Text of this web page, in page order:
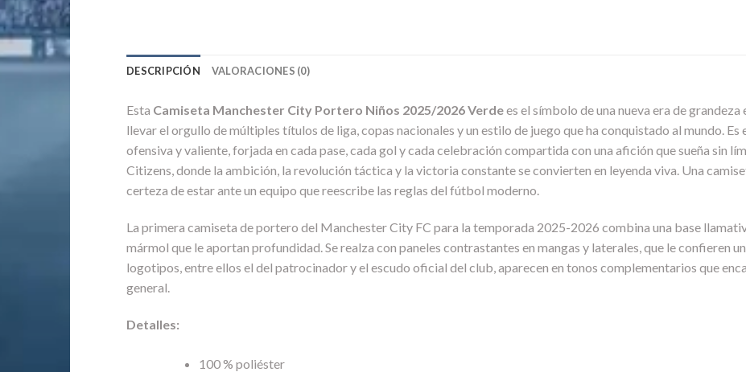
DESCRIPCIÓN VALORACIONES (0)
Esta Camiseta Manchester City Portero Niños 2025/2026 Verdees el símbolo de una nueva era de
llevar el orgullo de múltiples títulos de liga, copas nacionales y un estilo de juego que ha conquistado al mundo. Es
ofensiva y valiente, forjada en cada pase, cada gol y cada celebración compartida con una afición que sueña sin
Citizens, donde la ambición, la revolución táctica y la victoria constante se convierten en leyenda viva. Una
certeza de estar ante un equipo que reescribe las reglas del fútbol moderno.
La primera camiseta de portero del Manchester City FC para la temporada 2025-2026 combina una base
mármol que le aportan profundidad. Se realza con paneles contrastantes en mangas y laterales, que le confieren
logotipos, entre ellos el del patrocinador y el escudo oficial del club, aparecen en tonos complementarios que
general.
Detalles:
100 % poliéster